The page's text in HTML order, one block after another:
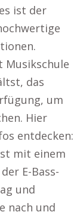
ist der
das
um
Hier
entdecken:
mit einem
E-Bass-
und
nach und